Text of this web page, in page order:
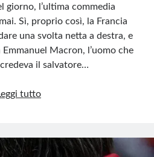
giorno, l’ultima commedia
Sì, proprio così, la Francia
una svolta netta a destra, e
Macron, l’uomo che
il salvatore…
tuttoLa
a
destra: